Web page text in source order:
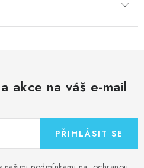
akce na váš e-mail
PŘIHLÁSIT SE